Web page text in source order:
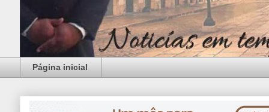
Página inicial